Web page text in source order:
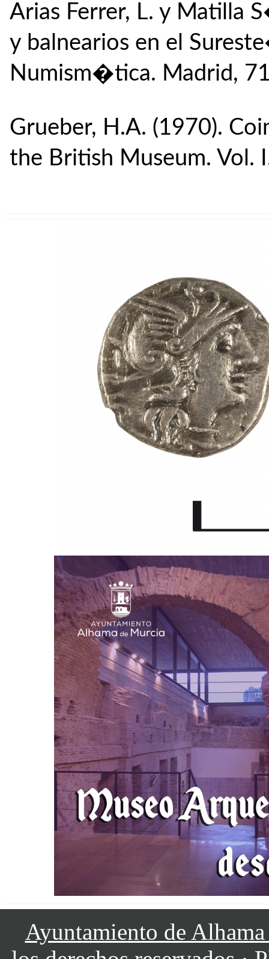
Arias Ferrer, L. y Matilla
y balnearios en el
Numism�tica. Madrid,
Grueber, H.A. (1970).
the British Museum. Vol.
Ayuntamiento de